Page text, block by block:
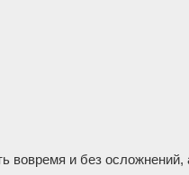
вовремя и без